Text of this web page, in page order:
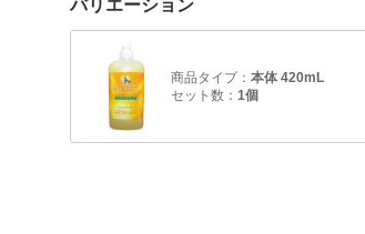
バリエーション
商品タイプ： 本体 420mL
セット数： 1個